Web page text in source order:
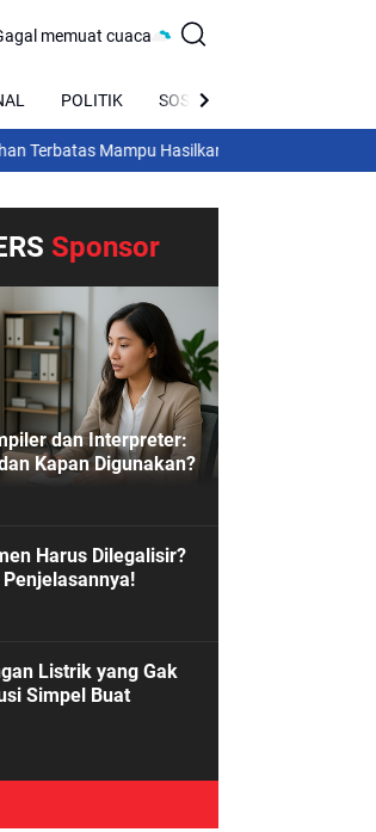
memuat cuaca
POLITIK SOSIAL
Mampu Hasilkan Kebun Cabe Produktif untuk
Sponsor
dan Interpreter:
Kapan Digunakan?
Harus Dilegalisir?
Listrik yang Gak
Simpel Buat